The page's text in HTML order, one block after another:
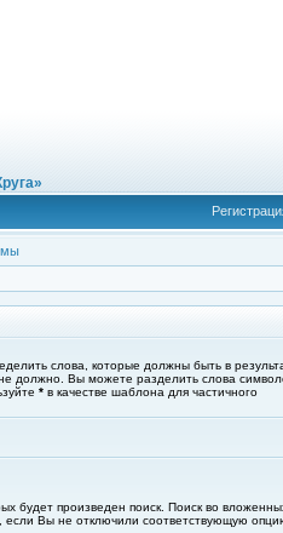
слова, которые должны быть в
не должно. Вы можете разделить слова
* в качестве шаблона для частичного
будет произведен поиск. Поиск во
если Вы не отключили соответствующую